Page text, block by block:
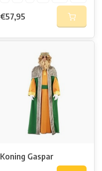
€57,95
Koning Gaspar